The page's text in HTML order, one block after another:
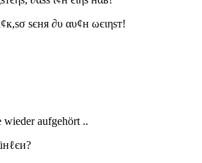
ѕєня ∂υ αυ¢н ωєιηѕт!
wieder aufgehört ..